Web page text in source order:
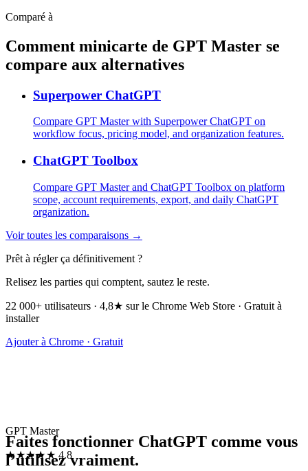
Comparé à
Comment minicarte de GPT Master se
compare aux alternatives
Superpower ChatGPT
Compare GPT Master with Superpower ChatGPT on
workflow focus, pricing model, and organization features.
ChatGPT Toolbox
Compare GPT Master and ChatGPT Toolbox on platform
scope, account requirements, export, and daily ChatGPT
organization.
Voir toutes les comparaisons →
Prêt à régler ça définitivement ?
Relisez les parties qui comptent, sautez le reste.
22 000+ utilisateurs · 4,8★ sur le Chrome Web Store · Gratuit à
installer
Ajouter à Chrome · Gratuit
GPT Master
★★★★★ 4.8
Faites fonctionner ChatGPT comme vous
l’utilisez vraiment.